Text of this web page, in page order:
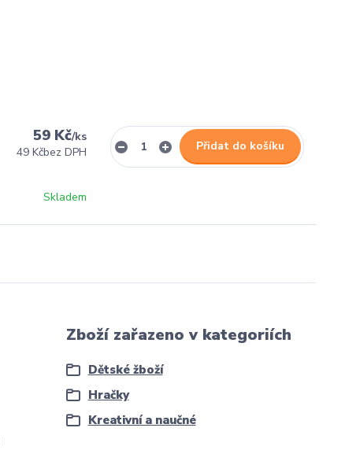
59 Kč/ks
49 Kčbez DPH
Skladem
Přidat do košíku
Zboží zařazeno v kategoriích
Dětské žboží
Hračky
Kreativní a naučné